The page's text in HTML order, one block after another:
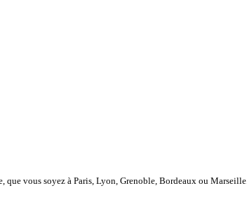
vous soyez à Paris, Lyon, Grenoble, Bordeaux ou Marseille.